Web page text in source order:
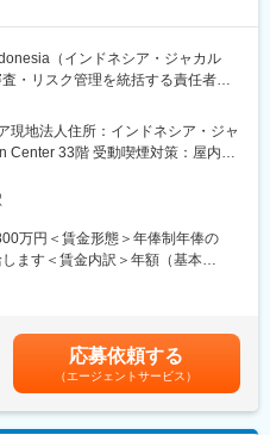
験にご不安がある方でも、 安心し
研修制度や福利厚生など環境づく
分析、リサーチ、競合先比較、マ
ータベース契約管理、財務諸表管
資家宛現金分配などストラクチャ
主にSPCキャッシュマネジメン
者多数活躍中
船舶等のオペレーティング・リース
ン事業を展開
（インドネシア・ジャカル
・リスク管理を統括する責任者ポ
断の中核を担いながら、審査部門
ス強化を推進し、現地銀行の健全
日本で培った金融知見を活かし、
いただきます。
、与信方針への適合性確認
最終判断および経営層へのレポー
現地法人住所：インドネシア・ジャ
Center 33階 受動喫煙対策：屋内全
所：東京都渋谷区恵比寿4-20-3 勤
／虎ノ門駅受動喫煙対策：屋内全
万円＜賃金形態＞年俸制年俸の
ます＜賃金内訳＞年額（基本
の金額であり、選考を通じて上下す
額)は固定手当を含めた表記です。
応募依頼する
（エージェントサービス）